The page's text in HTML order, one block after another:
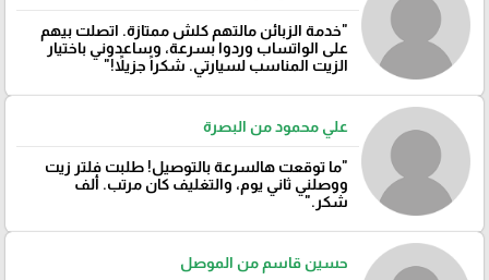
"خدمة الزبائن مالتهم كلش ممتازة. اتصلت بيهم
على الواتساب وردوا بسرعة، وساعدوني باختيار
الزيت المناسب لسيارتي. شكراً جزيلاً!"
علي محمود من البصرة
"ما توقعت هالسرعة بالتوصيل! طلبت فلتر زيت
ووصلني ثاني يوم، والتغليف كان مرتب. ألف
شكر."
حسين قاسم من الموصل